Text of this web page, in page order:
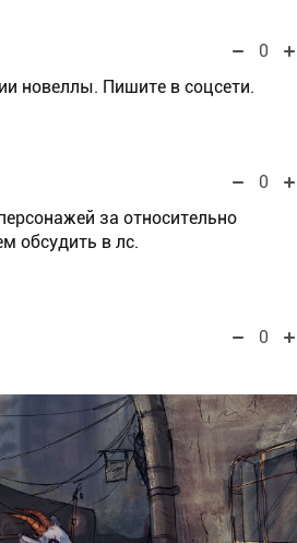
0
новеллы. Пишите в соцсети.
0
за относительно
обсудить в лс.
0